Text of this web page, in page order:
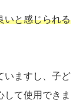
いと感じられる
いますし、子ど
して使用できま